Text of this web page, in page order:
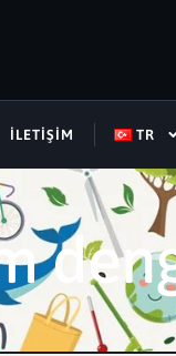
İLETIŞIM TR